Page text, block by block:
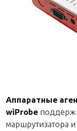
Аппаратные
wiProbe
маршрутизатора